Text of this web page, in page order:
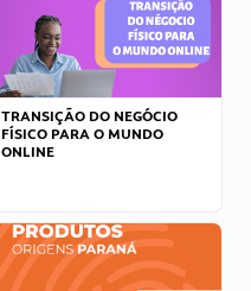
TRANSIÇÃO DO NEGÓCIO
FÍSICO PARA O MUNDO
ONLINE